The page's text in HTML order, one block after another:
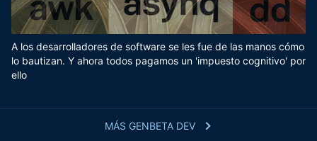
MÁS GENBETA DEV
A los desarrolladores de software se les fue de las manos cómo
lo bautizan. Y ahora todos pagamos un 'impuesto cognitivo' por
ello